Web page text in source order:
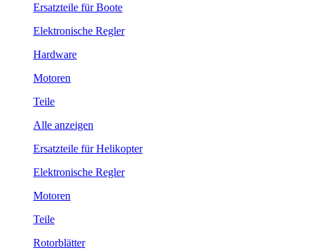
Ersatzteile für Boote
Elektronische Regler
Hardware
Motoren
Teile
Alle anzeigen
Ersatzteile für Helikopter
Elektronische Regler
Motoren
Teile
Rotorblätter